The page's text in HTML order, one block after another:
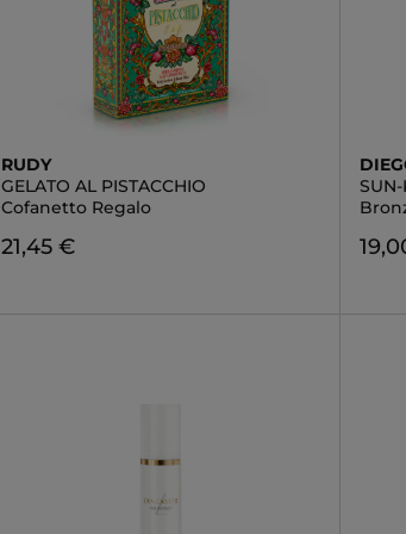
RUDY
GELATO AL PISTACCHIO
Cofanetto Regalo
21,45 €
SUN-